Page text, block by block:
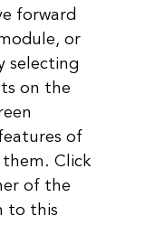
forward
or
selecting
on the
of
Click
of the
to this